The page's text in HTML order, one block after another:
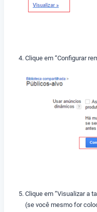
Clique em “Configurar
Clique em “Visualizar a
(se você mesmo for